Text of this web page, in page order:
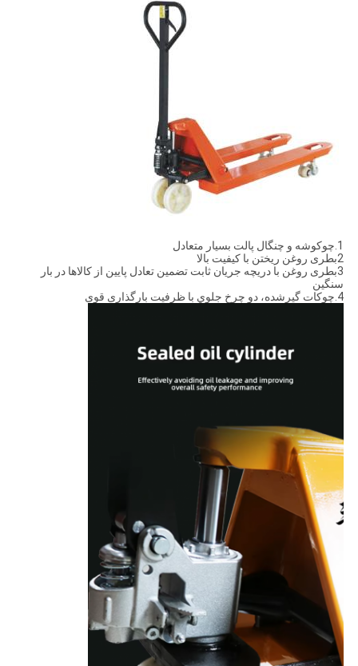
1.چوکوشه و چنگال پالت بسیار متعادل
2بطری روغن ریختن با کیفیت بالا
3بطری روغن با دریچه جریان ثابت تضمین تعادل پایین از کالاها در بار
سنگین
4.چوکات گيرشده، دو چرخ جلوي با ظرفیت بارگذاری قوی